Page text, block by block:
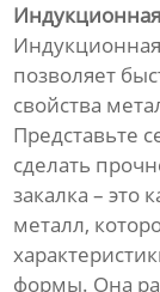
Индукционная
позволяет
свойства
Представьте
сделать
закалка – это
металл,
формы. Она